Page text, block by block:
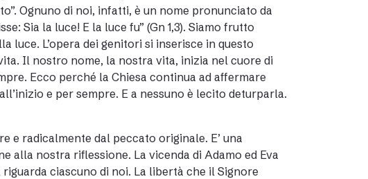
Ognuno di noi, infatti, è un nome pronunciato da
Sia la luce! E la luce fu” (Gn 1,3). Siamo frutto
luce. L’opera dei genitori si inserisce in questo
Il nostro nome, la nostra vita, inizia nel cuore di
Ecco perché la Chiesa continua ad affermare
e per sempre. E a nessuno è lecito deturparla.
e radicalmente dal peccato originale. E’ una
alla nostra riflessione. La vicenda di Adamo ed Eva
ciascuno di noi. La libertà che il Signore